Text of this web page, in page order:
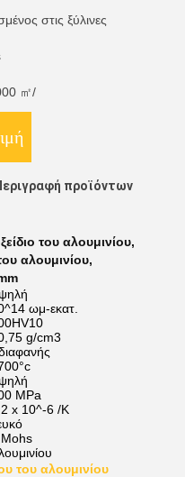
στις ξύλινες
㎡/
προϊόντων
του αλουμινίου,
αλουμινίου,
ωμ-εκατ.
g/cm3
MPa
x 10^-6 /K
του αλουμινίου